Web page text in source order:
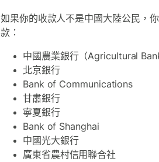
如果你的收款人不是中國大陸公民，
款：
中國農業銀行（Agricultural
北京銀行
Bank of Communications
甘肅銀行
寧夏銀行
Bank of Shanghai
中國光大銀行
廣東省農村信用聯合社